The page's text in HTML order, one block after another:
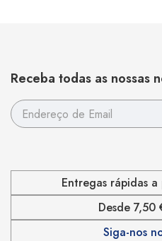
Receba todas as nossas
Entregas rápidas
Desde
Siga-nos